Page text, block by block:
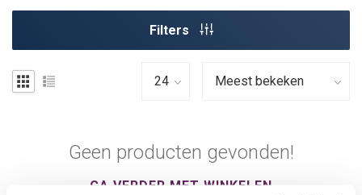
Filters
Geen producten gevonden!
GA VERDER MET WINKELEN